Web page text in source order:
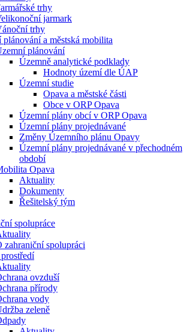
trhy
jarmark
trhy
plánování a městská mobilita
plánování
Územně analytické podklady
Hodnoty území dle ÚAP
Územní studie
Opava a městské části
Obce v ORP Opava
Územní plány obcí v ORP Opava
Územní plány projednávané
Změny Územního plánu Opavy
Územní plány projednávané v přechodném
období
Opava
Aktuality
Dokumenty
Řešitelský tým
spolupráce
zahraniční spolupráci
ovzduší
přírody
vody
zeleně